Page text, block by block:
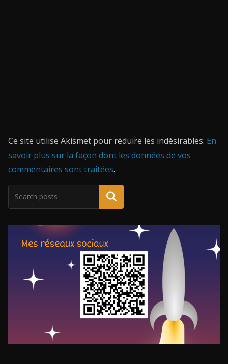
Ce site utilise Akismet pour réduire les indésirables. En
savoir plus sur la façon dont les données de vos
commentaires sont traitées.